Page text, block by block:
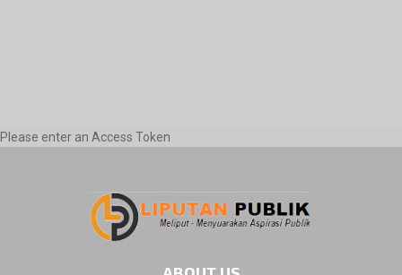
Please enter an Access Token